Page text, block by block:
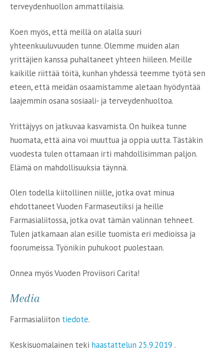
terveydenhuollon ammattilaisia.
Koen myös, että meillä on alalla suuri
yhteenkuuluvuuden tunne. Olemme muiden alan
yrittäjien kanssa puhaltaneet yhteen hiileen. Meille
kaikille riittää töitä, kunhan yhdessä teemme työtä sen
eteen, että meidän osaamistamme aletaan hyödyntää
laajemmin osana sosiaali- ja terveydenhuoltoa.
Yrittäjyys on jatkuvaa kasvamista. On huikea tunne
huomata, että aina voi muuttua ja oppia uutta. Tästäkin
vuodesta tulen ottamaan irti mahdollisimman paljon.
Elämä on mahdollisuuksia täynnä.
Olen todella kiitollinen niille, jotka ovat minua
ehdottaneet Vuoden Farmaseutiksi ja heille
Farmasialiitossa, jotka ovat tämän valinnan tehneet.
Tulen jatkamaan alan esille tuomista eri medioissa ja
foorumeissa. Työnikin puhukoot puolestaan.
Onnea myös Vuoden Proviisori Carita!
Media
Farmasialiiton tiedote.
Keskisuomalainen teki haastattelun 25.9.2019 .